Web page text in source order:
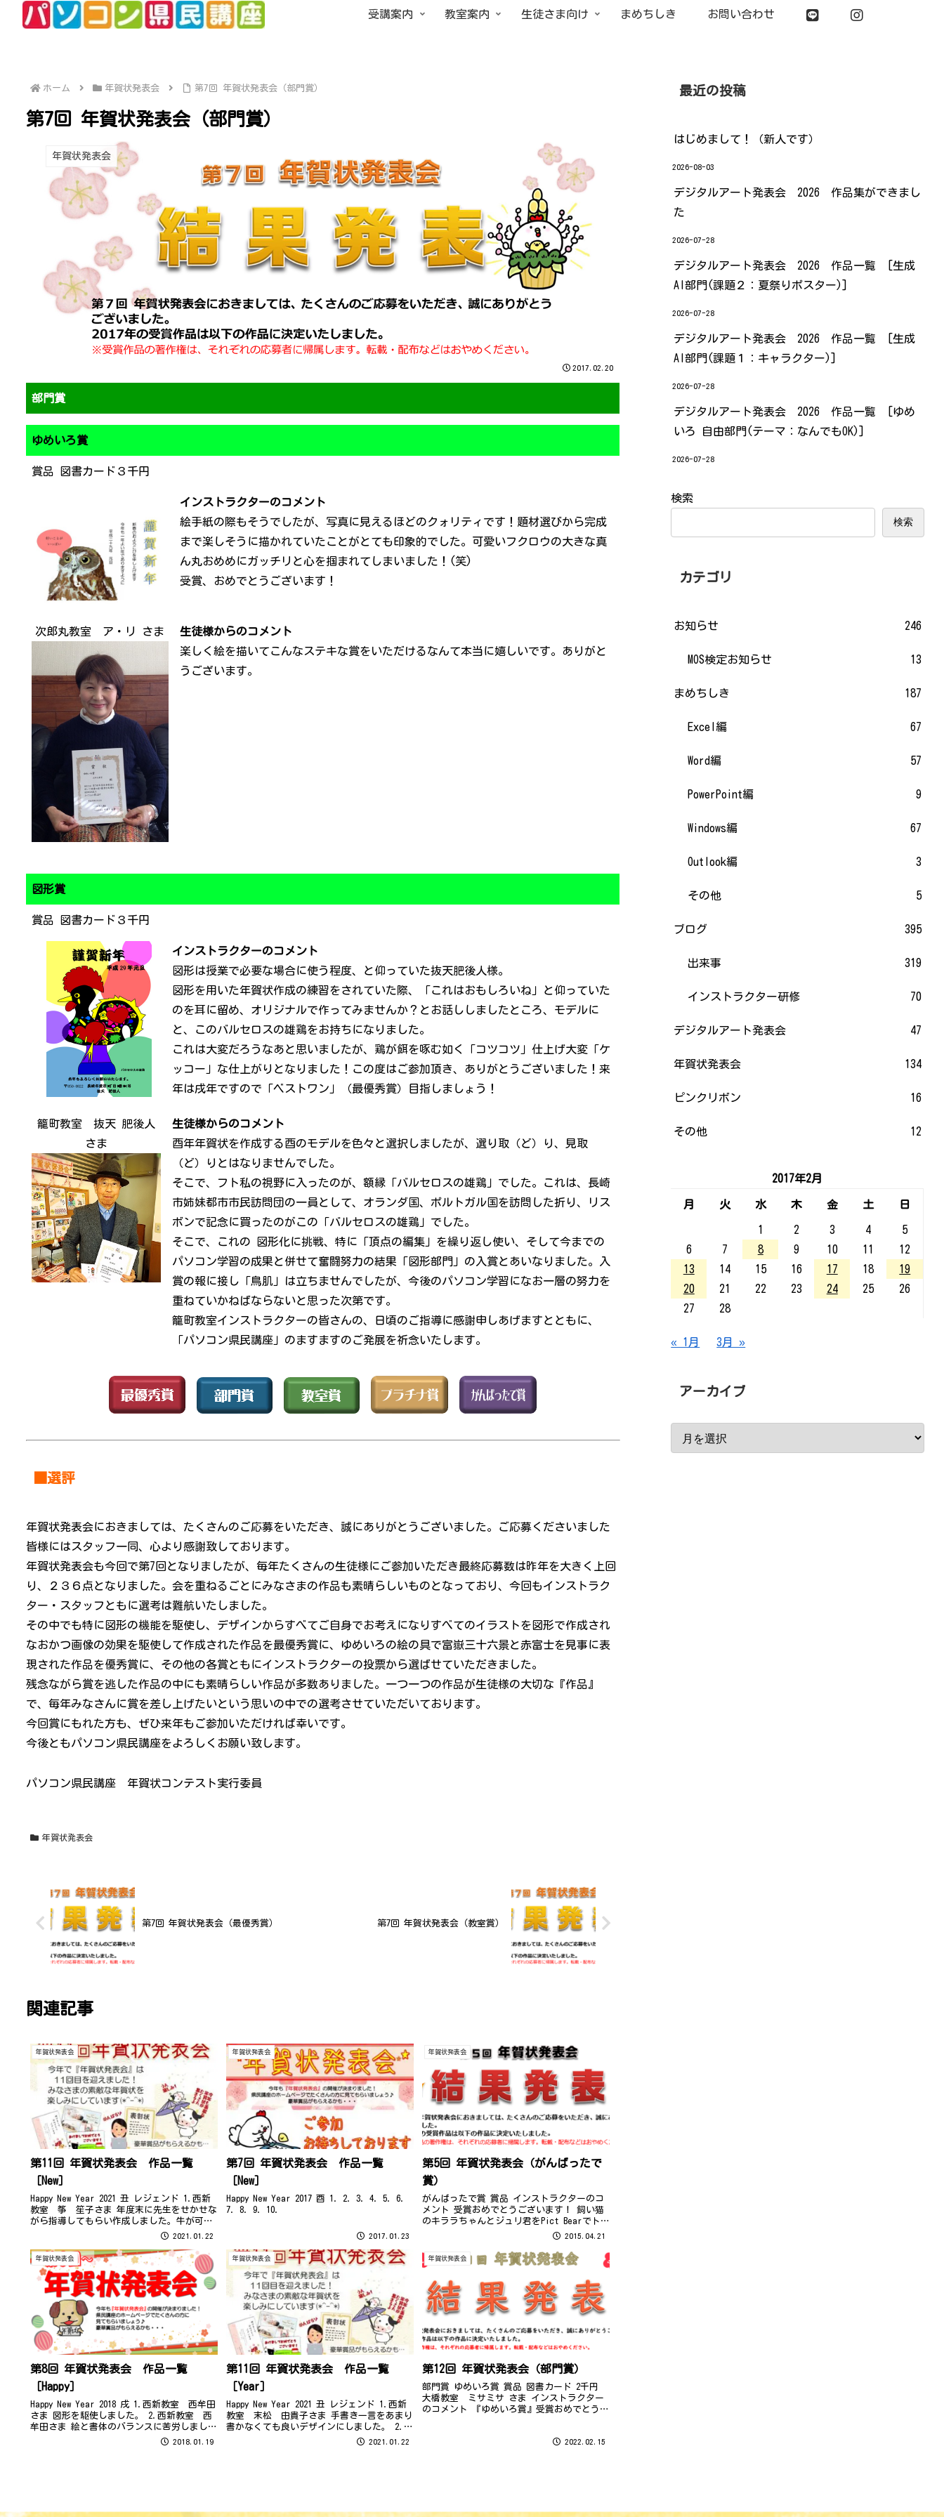
受講案内 教室案内 生徒さま向け まめちしき お問い合わせ
ホーム 年賀状発表会 第7回 年賀状発表会（部門賞）
第7回 年賀状発表会（部門賞）
年賀状発表会
2017.02.20
部門賞
ゆめいろ賞
賞品 図書カード３千円
インストラクターのコメント
絵手紙の際もそうでしたが、写真に見えるほどのクォリティです！題材選びから完成
まで楽しそうに描かれていたことがとても印象的でした。可愛いフクロウの大きな真
ん丸おめめにガッチリと心を掴まれてしまいました！(笑)
受賞、おめでとうございます！
次郎丸教室 ア・リ さま
生徒様からのコメント
楽しく絵を描いてこんなステキな賞をいただけるなんて本当に嬉しいです。ありがと
うございます。
図形賞
賞品 図書カード３千円
インストラクターのコメント
図形は授業で必要な場合に使う程度、と仰っていた抜天肥後人様。
図形を用いた年賀状作成の練習をされていた際、「これはおもしろいね」と仰っていた
のを耳に留め、オリジナルで作ってみませんか？とお話ししましたところ、モデルに
と、このバルセロスの雄鶏をお持ちになりました。
これは大変だろうなあと思いましたが、鶏が餌を啄む如く「コツコツ」仕上げ大変「ケ
ッコー」な仕上がりとなりました！この度はご参加頂き、ありがとうございました！来
年は戌年ですので「ベストワン」（最優秀賞）目指しましょう！
籠町教室 抜天 肥後人
さま
生徒様からのコメント
酉年年賀状を作成する酉のモデルを色々と選択しましたが、選り取（ど）り、見取
（ど）りとはなりませんでした。
そこで、フト私の視野に入ったのが、額縁「バルセロスの雄鶏」でした。これは、長崎
市姉妹都市市民訪問団の一員として、オランダ国、ポルトガル国を訪問した折り、リス
ボンで記念に買ったのがこの「バルセロスの雄鶏」でした。
そこで、これの 図形化に挑戦、特に「頂点の編集」を繰り返し使い、そして今までの
パソコン学習の成果と併せて奮闘努力の結果「図形部門」の入賞とあいなりました。入
賞の報に接し「鳥肌」は立ちませんでしたが、今後のパソコン学習になお一層の努力を
重ねていかねばならないと思った次第です。
籠町教室インストラクターの皆さんの、日頃のご指導に感謝申しあげますとともに、
「パソコン県民講座」のますますのご発展を祈念いたします。
■選評
年賀状発表会におきましては、たくさんのご応募をいただき、誠にありがとうございました。ご応募くださいました
皆様にはスタッフ一同、心より感謝致しております。
年賀状発表会も今回で第7回となりましたが、毎年たくさんの生徒様にご参加いただき最終応募数は昨年を大きく上回
り、２３６点となりました。会を重ねるごとにみなさまの作品も素晴らしいものとなっており、今回もインストラク
ター・スタッフともに選考は難航いたしました。
その中でも特に図形の機能を駆使し、デザインからすべてご自身でお考えになりすべてのイラストを図形で作成され
なおかつ画像の効果を駆使して作成された作品を最優秀賞に、ゆめいろの絵の具で富嶽三十六景と赤富士を見事に表
現された作品を優秀賞に、その他の各賞ともにインストラクターの投票から選ばせていただきました。
残念ながら賞を逃した作品の中にも素晴らしい作品が多数ありました。一つ一つの作品が生徒様の大切な『作品』
で、毎年みなさんに賞を差し上げたいという思いの中での選考させていただいております。
今回賞にもれた方も、ぜひ来年もご参加いただければ幸いです。
今後ともパソコン県民講座をよろしくお願い致します。
パソコン県民講座 年賀状コンテスト実行委員
年賀状発表会
第7回 年賀状発表会（最優秀賞） 第7回 年賀状発表会（教室賞）
関連記事
年賀状発表会
第11回 年賀状発表会 作品一覧
［New］
Happy New Year 2021 丑 レジェンド 1.西新
教室 筝 笙子さま 年度末に先生をせかせな
がら指導してもらい作成しました。牛が可愛
くて気に入りました。いつもなら、加筆する
思ったより楽し...
2021.01.22
年賀状発表会
第7回 年賀状発表会 作品一覧
［New］
Happy New Year 2017 酉 1. 2. 3. 4. 5. 6.
7. 8. 9. 10.
2017.01.23
年賀状発表会
第5回 年賀状発表会（がんばったで
賞）
がんばったで賞 賞品 インストラクターのコ
メント 受賞おめでとうございます！ 飼い猫
のキララちゃんとジュリ君をPict Bearでトリ
ミングして画像やワードアートや図形を組み
時間をかけて仕上げました...
2015.04.21
年賀状発表会
第8回 年賀状発表会 作品一覧
［Happy］
Happy New Year 2018 戌 1.西新教室 西牟田
さま 図形を駆使しました。 2.西新教室 西
牟田さま 絵と書体のバランスに苦労しまし
た。 3.西新教室 戸川 直幹さま 初パソコ
2018.01.19
年賀状発表会
第11回 年賀状発表会 作品一覧
［Year］
Happy New Year 2021 丑 レジェンド 1.西新
教室 末松 由貴子さま 手書き一言をあまり
書かなくても良いデザインにしました。 2.西
新教室 末松 由貴子さま かわいらしい雰囲
2021.01.22
年賀状発表会
第12回 年賀状発表会（部門賞）
部門賞 ゆめいろ賞 賞品 図書カード 2千円
大橋教室 ミサミサ さま インストラクター
のコメント 『ゆめいろ賞』受賞おめでとうご
が光った作品だと思います。 ...
2022.02.15
最近の投稿
はじめまして！（新人です）
2026-08-03
デジタルアート発表会 2026 作品集ができまし
た
2026-07-28
デジタルアート発表会 2026 作品一覧 [生成
AI部門(課題２：夏祭りポスター)]
2026-07-28
デジタルアート発表会 2026 作品一覧 [生成
AI部門(課題１：キャラクター)]
2026-07-28
デジタルアート発表会 2026 作品一覧 [ゆめ
いろ 自由部門(テーマ：なんでもOK)]
2026-07-28
検索
検索
カテゴリ
お知らせ 246
MOS検定お知らせ 13
まめちしき 187
Excel編 67
Word編 57
PowerPoint編 9
Windows編 67
Outlook編 3
その他 5
ブログ 395
出来事 319
インストラクター研修 70
デジタルアート発表会 47
年賀状発表会 134
ピンクリボン 16
その他 12
2017年2月
月 火 水 木 金 土 日
1 2 3 4
5
6
7 8 9 10 11
12
13
14 15 16 17 18
19
20
21 22 23 24 25
26
27
28
« 1月 3月 »
アーカイブ